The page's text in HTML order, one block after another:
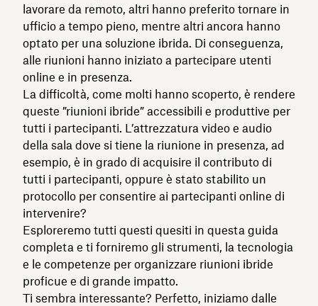
lavorare da remoto, altri hanno preferito tornare in
ufficio a tempo pieno, mentre altri ancora hanno
optato per una soluzione ibrida. Di conseguenza,
alle riunioni hanno iniziato a partecipare utenti
online e in presenza.
La difficoltà, come molti hanno scoperto, è rendere
queste ”riunioni ibride” accessibili e produttive per
tutti i partecipanti. L’attrezzatura video e audio
della sala dove si tiene la riunione in presenza, ad
esempio, è in grado di acquisire il contributo di
tutti i partecipanti, oppure è stato stabilito un
protocollo per consentire ai partecipanti online di
intervenire?
Esploreremo tutti questi quesiti in questa guida
completa e ti forniremo gli strumenti, la tecnologia
e le competenze per organizzare riunioni ibride
proficue e di grande impatto.
Ti sembra interessante? Perfetto, iniziamo dalle